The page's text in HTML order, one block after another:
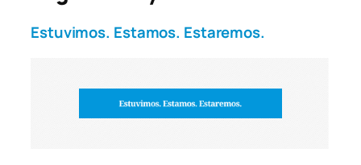
Estuvimos. Estamos. Estaremos.